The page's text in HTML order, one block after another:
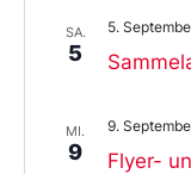
SA.
5
5.
MI.
9
Flyer-
9.